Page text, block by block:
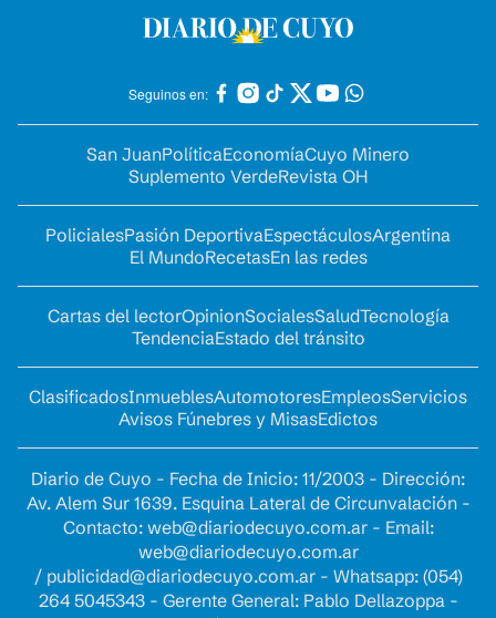
Seguinos en:
San JuanPolíticaEconomíaCuyo Minero
Suplemento VerdeRevista OH
PolicialesPasión DeportivaEspectáculosArgentina
El MundoRecetasEn las redes
Cartas del lectorOpinionSocialesSaludTecnología
TendenciaEstado del tránsito
ClasificadosInmueblesAutomotoresEmpleosServicios
Avisos Fúnebres y MisasEdictos
Diario de Cuyo - Fecha de Inicio: 11/2003 - Dirección:
Av. Alem Sur 1639. Esquina Lateral de Circunvalación -
Contacto: web@diariodecuyo.com.ar- Email:
web@diariodecuyo.com.ar
/ publicidad@diariodecuyo.com.ar- Whatsapp: (054)
264 5045343 - Gerente General: Pablo Dellazoppa -